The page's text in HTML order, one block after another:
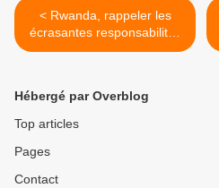
< Rwanda, rappeler les
écrasantes responsabilités
occidentales
Hébergé par Overblog
Top articles
Pages
Contact